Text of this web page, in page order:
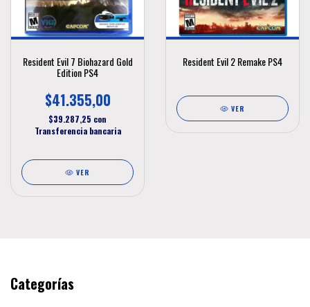
Resident Evil 7 Biohazard Gold
Edition PS4
$41.355,00
$39.287,25 con
Transferencia bancaria
VER
Resident Evil 2 Remake PS4
VER
Categorías